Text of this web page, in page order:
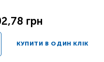
грн
КУПИТИ В ОДИН КЛІК